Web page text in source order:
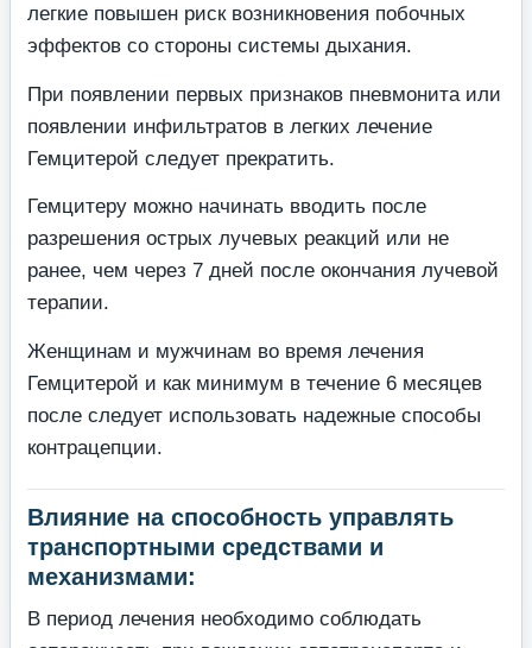
легкие повышен риск возникновения побочных
эффектов со стороны системы дыхания.
При появлении первых признаков пневмонита или
появлении инфильтратов в легких лечение
Гемцитерой следует прекратить.
Гемцитеру можно начинать вводить после
разрешения острых лучевых реакций или не
ранее, чем через 7 дней после окончания лучевой
терапии.
Женщинам и мужчинам во время лечения
Гемцитерой и как минимум в течение 6 месяцев
после следует использовать надежные способы
контрацепции.
Влияние на способность управлять
транспортными средствами и
механизмами:
В период лечения необходимо соблюдать